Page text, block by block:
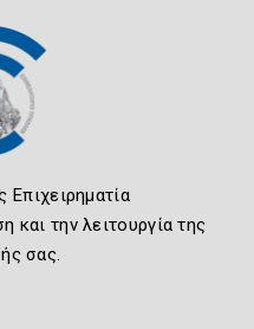
Επιχειρηματία
και την λειτουργία της
σας.